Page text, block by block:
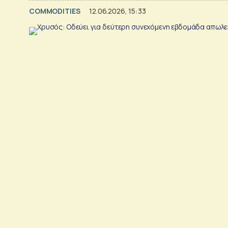
COMMODITIES 12.06.2026, 15:33